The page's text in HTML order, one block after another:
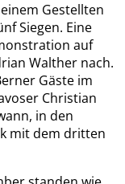
Gestellten
Siegen. Eine
auf
Walther nach.
Gäste im
Christian
in den
mit dem dritten